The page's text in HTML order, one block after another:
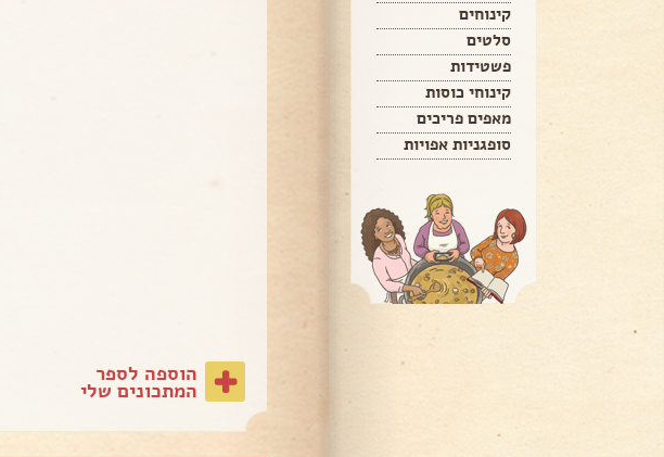
קינוחים
סלטים
פשטידות
קינוחי כוסות
מאפים פריכים
סופגניות אפויות
הוספה לספר
המתכונים שלי